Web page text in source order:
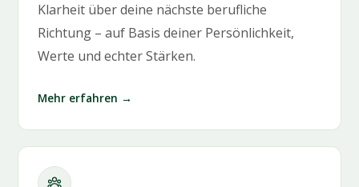
Klarheit über deine nächste berufliche
Richtung – auf Basis deiner Persönlichkeit,
Werte und echter Stärken.
Mehr erfahren →